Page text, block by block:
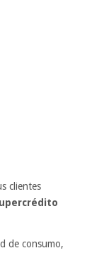
clientes
de consumo,